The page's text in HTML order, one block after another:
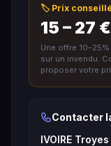
🏷️ Prix
15 – 27 €
Une offre
sur un invendu.
proposer votre
Contacter
IVOIRE